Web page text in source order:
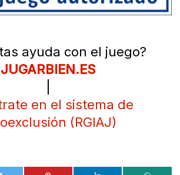
ayuda con el juego?
JUGARBIEN.ES
en el sistema de
(RGIAJ)